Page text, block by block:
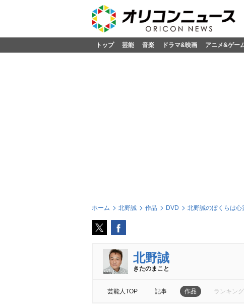
トップ 芸能 音楽 ドラマ&映画 アニメ&ゲー
ホーム 北野誠 作品 DVD 北野誠のぼくらは
北野誠
きたのまこと
芸能人TOP 記事 作品 ランキン